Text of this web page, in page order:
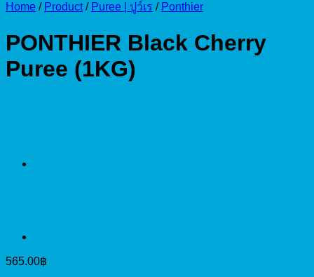
Home / Product / Puree | ปูว์เร / Ponthier
PONTHIER Black Cherry
Puree (1KG)
565.00฿